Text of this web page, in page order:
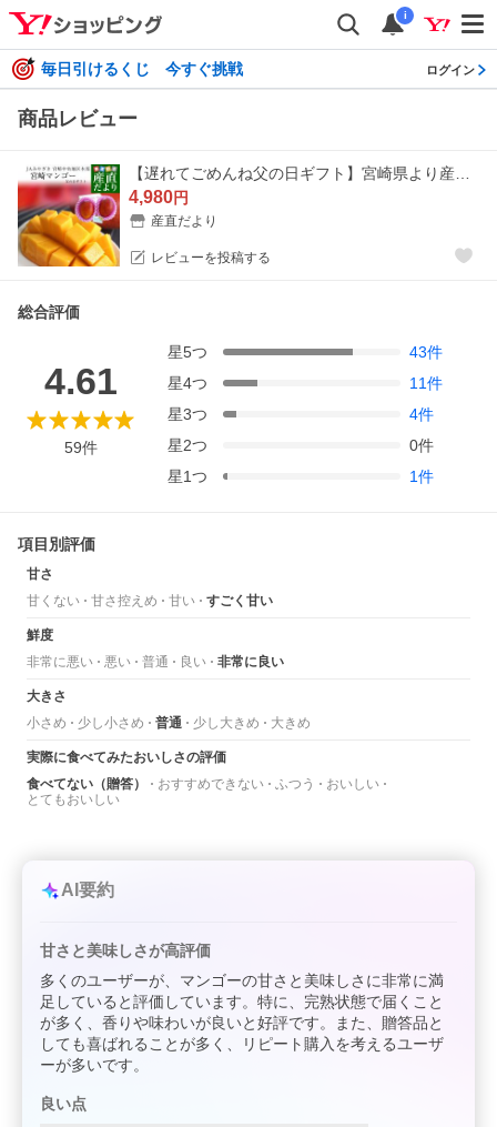
i
毎日引けるくじ 今すぐ挑戦 ログイン
商品レビュー
4,980円
産直だより
レビューを投稿する
総合評価
4.61
59件
星5つ 43件
星4つ 11件
星3つ 4件
星2つ 0件
星1つ 1件
項目別評価
甘さ
甘くない
甘さ控えめ 甘い すごく甘い
鮮度
非常に悪い
悪い 普通 良い 非常に良い
大きさ
小さめ
少し小さめ 普通 少し大きめ 大きめ
実際に食べてみたおいしさの評価
食べてない（贈答）
おすすめできない ふつう
おいしい
とてもおいしい
AI要約
甘さと美味しさが高評価
多くのユーザーが、マンゴーの甘さと美味しさに非常に満
足していると評価しています。特に、完熟状態で届くこと
が多く、香りや味わいが良いと好評です。また、贈答品と
しても喜ばれることが多く、リピート購入を考えるユーザ
ーが多いです。
良い点